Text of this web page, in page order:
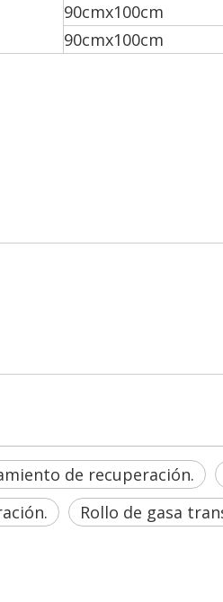
90cmx100cm
90cmx100cm
de recuperación.
Rollo de gasa